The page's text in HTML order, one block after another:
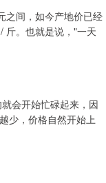
之间，如今产地价已经
斤。也就是说，"一天
会开始忙碌起来，因
少，价格自然开始上